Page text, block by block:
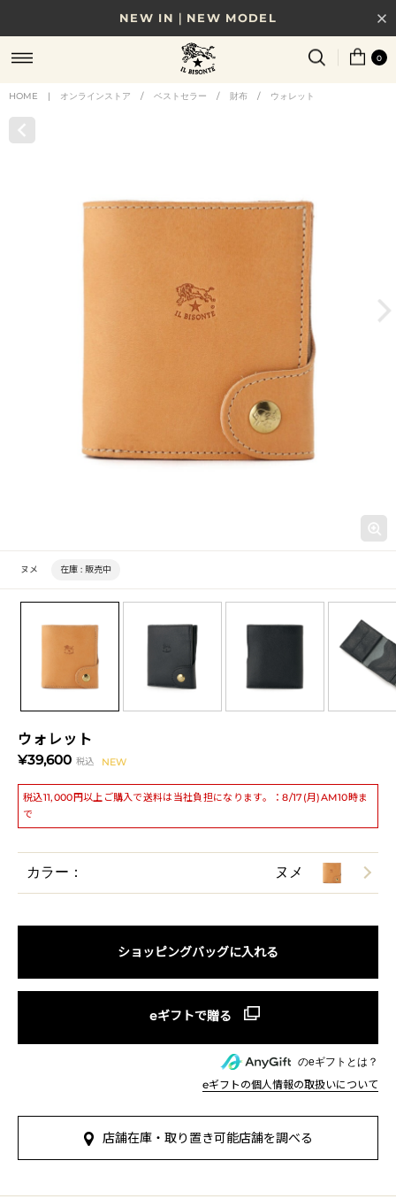
NEW IN｜NEW MODEL
8/17(月)10時まで｜税込11,000円以上で送料無料
贈る相手やシーンから選べる、新しいギフトガイド
0
HOME | オンラインストア / ベストセラー / 財布 / ウォレット
ウォレット
¥39,600 税込 NEW
税込11,000円以上ご購入で送料は当社負担になります。：8/17(月)AM10時ま
で
ヌメ 在庫 : 販売中
カラー： ヌメ
ショッピングバッグに入れる
のeギフトとは？
eギフトの個人情報の取扱いについて
店舗在庫・取り置き可能店舗を調べる